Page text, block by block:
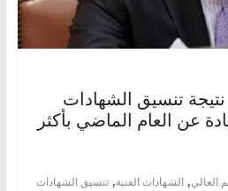
نتيجة تنسيق الشهادات
لعام 2021: زيادة عن العام الماضي بأكثر
العالي, الشهادات الفنية, تنسيق الشهادات